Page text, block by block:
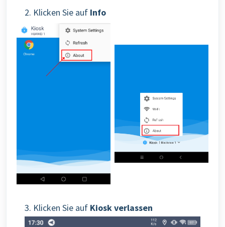
2. Klicken Sie auf Info
3. Klicken Sie auf Kiosk verlassen